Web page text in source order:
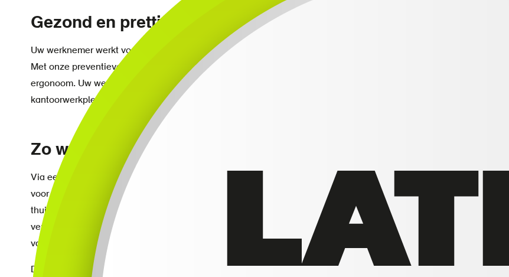
Gezond en prettig werken voorkomt verzuim
Uw werknemer werkt voor een langere tijd vanuit huis. Niet iedereen heeft thuis een ingerichte kantoorwerkplek.
Met onze preventieve online thuiswerkplek-check voor beeldschermwerk krijgt uw werknemer advies van onze
ergonoom. Uw werknemer kan zijn thuiswerkplek daarna zo goed mogelijk inrichten, ook als hij geen ingerichte
kantoorwerkplek heeft. Zo kunt u nek- en schouderklachten bij uw werknemer door het
Zo werkt de preventieve online thuiswerkplek-check
Via een videogesprek kijkt een ergonoom mee naar de thuiswerkplek. Hij geeft gerichte adviezen om de werkplek
voor beeldschermwerk thuis zo goed mogelijk in te richten. Hij bespreekt eventuele klachten die door de
thuiswerkplek zouden kunnen ontstaan en beantwoordt specifieke vragen van uw werknemer. De check gaat
verder dan alleen een ergonomisch verantwoorde werkhouding. De ergonoom bespreekt bijvoorbeeld ook het ritme
van een werkdag thuis en werkdruk.
De online check is gebaseerd op de recentste ergonomische richtlijnen en normen. Het advies van de ergonoom